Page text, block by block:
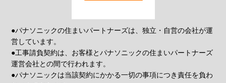
●パナソニックの住まいパートナーズは、独立・自営の会社が運
営しています。
●工事請負契約は、お客様とパナソニックの住まいパートナーズ
運営会社との間で行われます。
●パナソニックは当該契約にかかる一切の事項につき責任を負わ